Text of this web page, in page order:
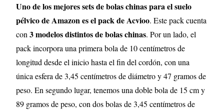
Uno de los mejores sets de bolas chinas para el suelo
pélvico de Amazon es el pack de Acvioo. Este pack cuenta
con3 modelos distintos de bolas chinas. Por un lado, el
pack incorpora una primera bola de 10 centímetros de
longitud desde el inicio hasta el fin del cordón, con una
única esfera de 3,45 centímetros de diámetro y 47 gramos de
peso. En segundo lugar, tenemos una doble bola de 15 cm y
89 gramos de peso, con dos bolas de 3,45 centímetros de